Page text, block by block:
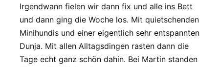
Irgendwann fielen wir dann fix und alle ins Bett
und dann ging die Woche los. Mit quietschenden
Minihundis und einer eigentlich sehr entspannten
Dunja. Mit allen Alltagsdingen rasten dann die
Tage echt ganz schön dahin. Bei Martin standen